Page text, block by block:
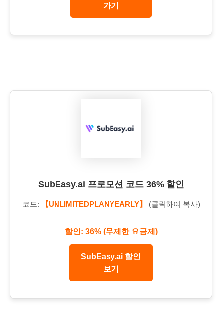
가기
SubEasy.ai 프로모션 코드 36% 할인
코드: 【UNLIMITEDPLANYEARLY】 (클릭하여 복사)
할인: 36% (무제한 요금제)
SubEasy.ai 할인
보기